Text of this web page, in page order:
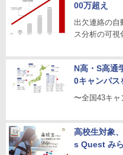
00万超え
出欠連絡の自
ス分析の可視
N高・S高通
0キャンパス
〜全国43キ
高校生対象
s Quest み